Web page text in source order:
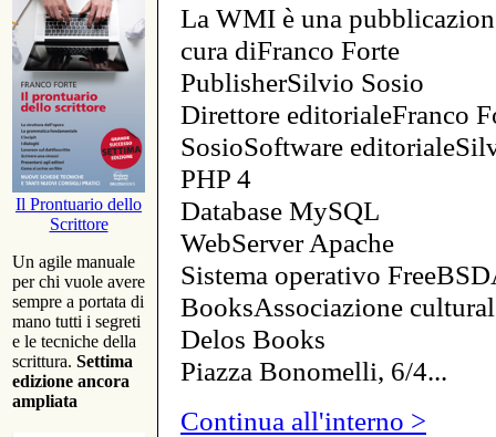
Il Prontuario dello
Scrittore
Un agile manuale
per chi vuole avere
sempre a portata di
mano tutti i segreti
e le tecniche della
scrittura. Settima
edizione ancora
ampliata
La WMI è una
cura diFranco Forte
PublisherSilvio Sosio
Direttore editorialeFranco
SosioSoftware
PHP 4
Database MySQL
WebServer Apache
Sistema operativo
BooksAssociazione
Delos Books
Piazza Bonomelli, 6/4...
Continua all'interno >